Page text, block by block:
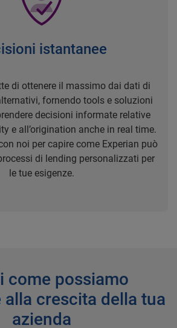
istantanee
di ottenere il massimo dai dati di
fornendo tools e soluzioni
decisioni informate relative
e all’origination anche in real time.
noi per capire come Experian può
di lending personalizzati per
le tue esigenze.
come possiamo
crescita della tua
azienda